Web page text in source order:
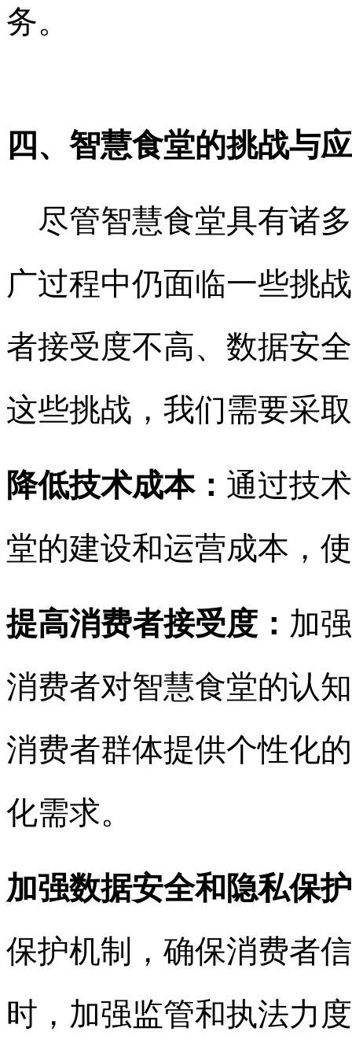
务。
四、智慧食堂的挑战与
尽管智慧食堂具有诸
广过程中仍面临一些挑
者接受度不高、数据安
这些挑战，我们需要采
降低技术成本： 通过技
堂的建设和运营成本，
提高消费者接受度： 加
消费者对智慧食堂的认
消费者群体提供个性化
化需求。
加强数据安全和隐私保
保护机制，确保消费者
时，加强监管和执法力